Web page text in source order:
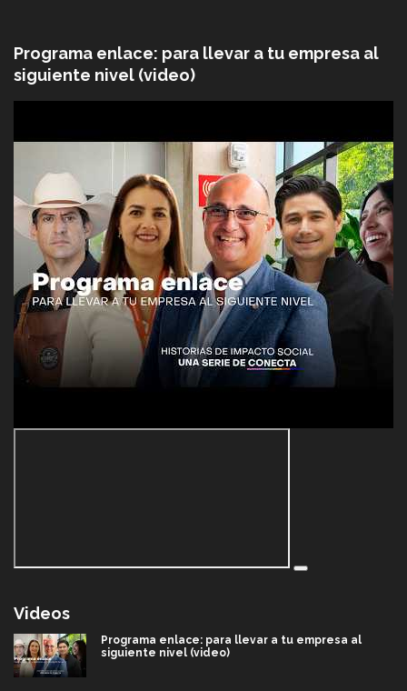
Programa enlace: para llevar a tu empresa al
siguiente nivel (video)
Videos
Programa enlace: para llevar a tu empresa al
siguiente nivel (video)